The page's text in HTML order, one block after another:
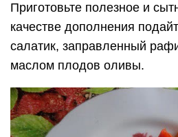
Приготовьте полезное и
качестве дополнения
салатик, заправленный
маслом плодов оливы.